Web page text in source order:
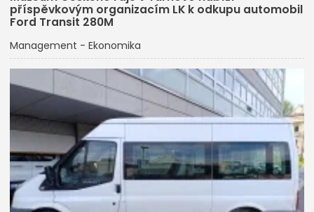
příspěvkovým organizacím LK k odkupu automobil
Ford Transit 280M
Management - Ekonomika